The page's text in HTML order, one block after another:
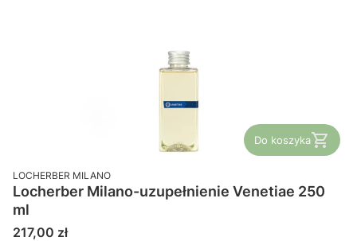
Do koszyka
PRODUCENT
LOCHERBER MILANO
Locherber Milano-uzupełnienie Venetiae 250
ml
Cena
217,00 zł